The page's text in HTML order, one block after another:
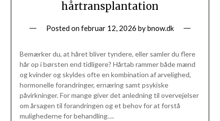
hårtransplantation
Posted onfebruar 12, 2026 bybnow.dk
Bemærker du, at håret bliver tyndere, eller samler du flere
hår op i børsten end tidligere? Hårtab rammer både mænd
og kvinder og skyldes ofte en kombination af arvelighed,
hormonelle forandringer, ernæring samt psykiske
påvirkninger. For mange giver det anledning til overvejelser
om årsagen til forandringen og et behov for at forstå
mulighederne for behandling….